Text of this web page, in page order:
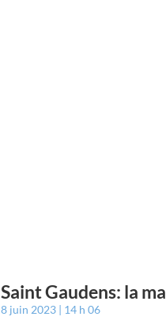
Saint Gaudens: la
8 juin 2023 14 h 06